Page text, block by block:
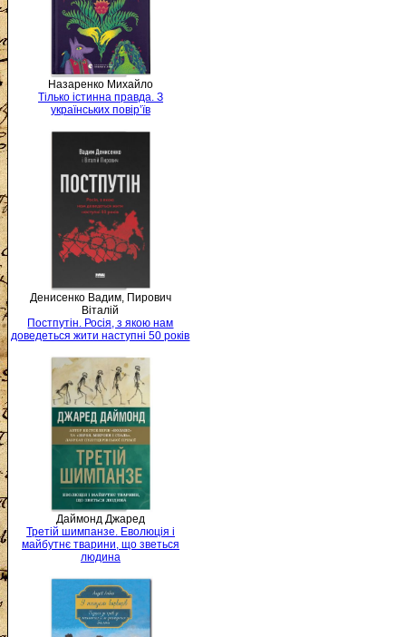
Назаренко Михайло
Тілько істинна правда. З
українських повір’їв
Денисенко Вадим, Пирович
Віталій
Постпутін. Росія, з якою нам
доведеться жити наступні 50 років
Даймонд Джаред
Третій шимпанзе. Еволюція і
майбутнє тварини, що зветься
людина